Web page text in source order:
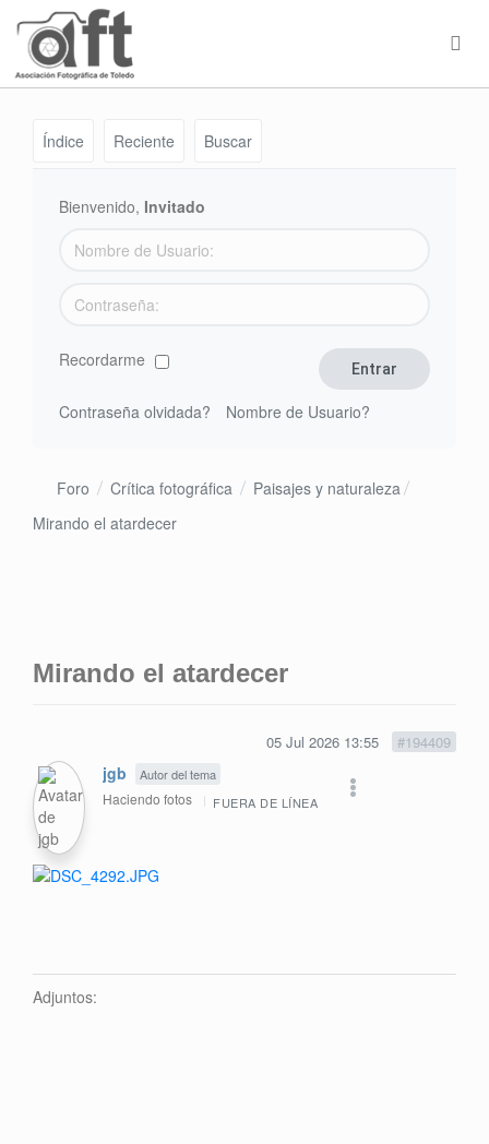
Índice Reciente Buscar
Bienvenido, Invitado
Recordarme
Contraseña olvidada? Nombre de Usuario?
Foro Crítica fotográfica
Paisajes y naturaleza
Mirando el atardecer
Mirando el atardecer
05 Jul 2026 13:55 #194409
jgb Autor del tema
Haciendo fotos FUERA DE LÍNEA
Adjuntos: